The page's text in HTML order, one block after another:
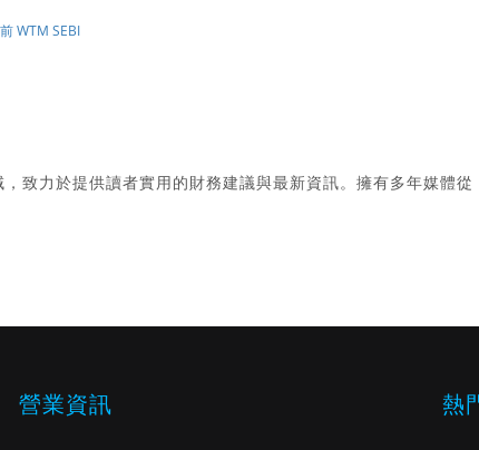
WTM SEBI
致力於提供讀者實用的財務建議與最新資訊。擁有多年媒體從
營業資訊 熱